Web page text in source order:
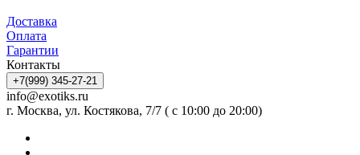
Доставка
Оплата
Гарантии
Контакты
+7(999) 345-27-21
info@exotiks.ru
г. Москва, ул. Костякова, 7/7 ( с 10:00 до 20:00)